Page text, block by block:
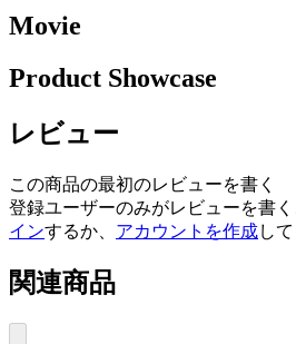
Movie
Product Showcase
レビュー
この商品の最初のレビューを書く
登録ユーザーのみがレビューを書
インするか、 アカウントを作成し
関連商品